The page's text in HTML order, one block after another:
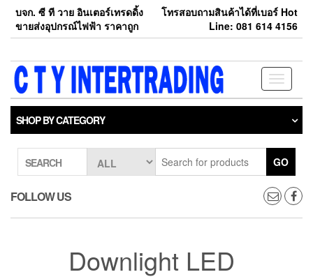
Skip
the
บจก. ซี ที วาย อินเตอร์เทรดดิ้ง
ขายส่งอุปกรณ์ไฟฟ้า ราคาถูก
โทรสอบถามสินค้าได้ที่เบอร์ Hot
Line: 081 614 4156
Toggle
SHOP BY CATEGORY
SEARCH GO
FOLLOW US
Downlight LED